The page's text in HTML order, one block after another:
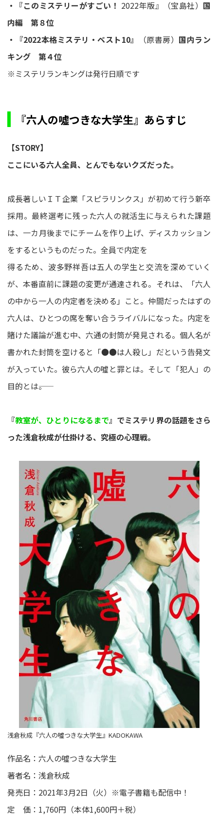
・『このミステリーがすごい！ 2022年版』（宝島社） 国
内編 第８位
・『2022本格ミステリ・ベスト10』
（原書房） 国内ラン
キング 第４位
※ミステリランキングは発行日順です
『六人の噓つきな大学生』あらすじ
【STORY】
ここにいる六人全員、とんでもないクズだった。
成長著しいＩＴ企業「スピラリンクス」が初めて行う新卒
採用。最終選考に残った六人の就活生に与えられた課題
は、一カ月後までにチームを作り上げ、ディスカッション
をするというものだった。全員で内定を
得るため、波多野祥吾は五人の学生と交流を深めていく
が、本番直前に課題の変更が通達される。それは、「六人
の中から一人の内定者を決める」こと。仲間だったはずの
六人は、ひとつの席を奪い合うライバルになった。内定を
賭けた議論が進む中、六通の封筒が発見される。個人名が
書かれた封筒を空けると「●●は人殺し」だという告発文
が入っていた。彼ら六人の噓と罪とは。そして「犯人」の
目的とは――。
『教室が、ひとりになるまで』でミステリ界の話題をさら
った浅倉秋成が仕掛ける、究極の心理戦。
浅倉秋成『六人の噓つきな大学生』KADOKAWA
作品名：六人の噓つきな大学生
著者名：浅倉秋成
発売日：2021年3月2日（火）※電子書籍も配信中！
定 価：1,760円（本体1,600円＋税）